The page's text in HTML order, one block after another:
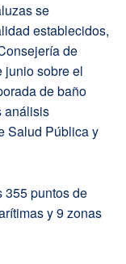
se
establecidos,
de
junio sobre el
de baño
análisis
Salud Pública y
355 puntos de
y 9 zonas